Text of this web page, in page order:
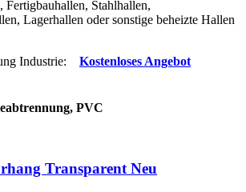
Fertigbauhallen, Stahlhallen,
Lagerhallen oder sonstige beheizte Hallen
Industrie:
Kostenloses Angebot
PVC
Transparent Neu